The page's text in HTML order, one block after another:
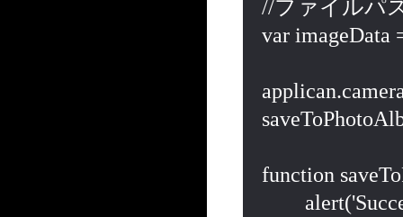
//ファイルパ
var
function